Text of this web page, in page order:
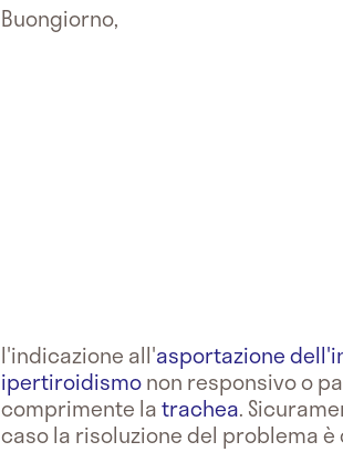
Buongiorno,
l'indicazione all'asportazione
ipertiroidismonon responsivo o
comprimente latrachea.
caso la risoluzione del problema